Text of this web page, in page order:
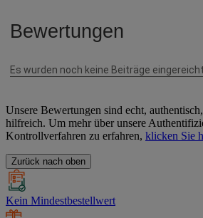
Unsere Bewertungen sind echt,
hilfreich. Um mehr über unsere
Kontrollverfahren zu erfahren, klicken Sie
Zurück nach oben
Kein Mindestbestellwert